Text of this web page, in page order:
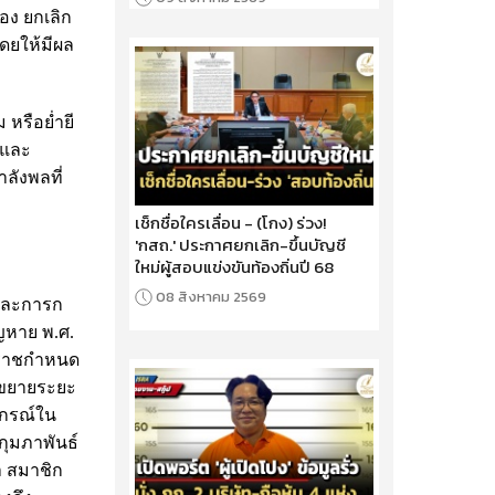
ยกเลิก
ยให้มีผล
หรือย่ำยี
ละ
ลังพลที่
ะการก
าย พ.ศ.
าชกำหนด
ายระยะ
รณ์ใน
มภาพันธ์
สมาชิก
เช็กชื่อใครเลื่อน - (โกง) ร่วง!
'กสถ.' ประกาศยกเลิก-ขึ้นบัญชี
ใหม่ผู้สอบแข่งขันท้องถิ่นปี 68
08 สิงหาคม 2569